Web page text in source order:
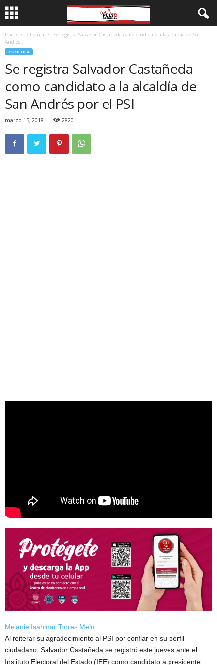
Inicio Cholula
Se registra Salvador Castañeda como candidato a la alcaldía de San
Andrés...
CHOLULA
Se registra Salvador Castañeda
como candidato a la alcaldía de
San Andrés por el PSI
marzo 15, 2018 2820
Melanie Isahmar Torres Melo
Al reiterar su agradecimiento al PSI por confiar en su perfil
ciudadano, Salvador Castañeda se registró este jueves ante el
Instituto Electoral del Estado (IEE) como candidato a presidente